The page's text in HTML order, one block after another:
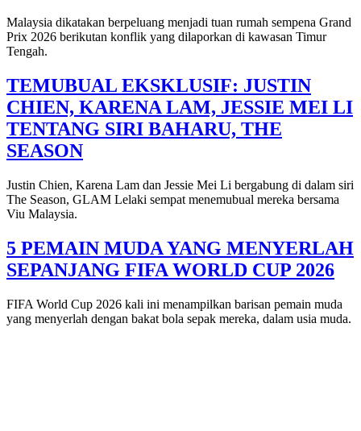
Malaysia dikatakan berpeluang menjadi tuan rumah sempena Grand
Prix 2026 berikutan konflik yang dilaporkan di kawasan Timur
Tengah.
TEMUBUAL EKSKLUSIF: JUSTIN
CHIEN, KARENA LAM, JESSIE MEI LI
TENTANG SIRI BAHARU, THE
SEASON
Justin Chien, Karena Lam dan Jessie Mei Li bergabung di dalam siri
The Season, GLAM Lelaki sempat menemubual mereka bersama
Viu Malaysia.
5 PEMAIN MUDA YANG MENYERLAH
SEPANJANG FIFA WORLD CUP 2026
FIFA World Cup 2026 kali ini menampilkan barisan pemain muda
yang menyerlah dengan bakat bola sepak mereka, dalam usia muda.